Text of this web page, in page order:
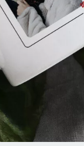
SCHOONOUDERS